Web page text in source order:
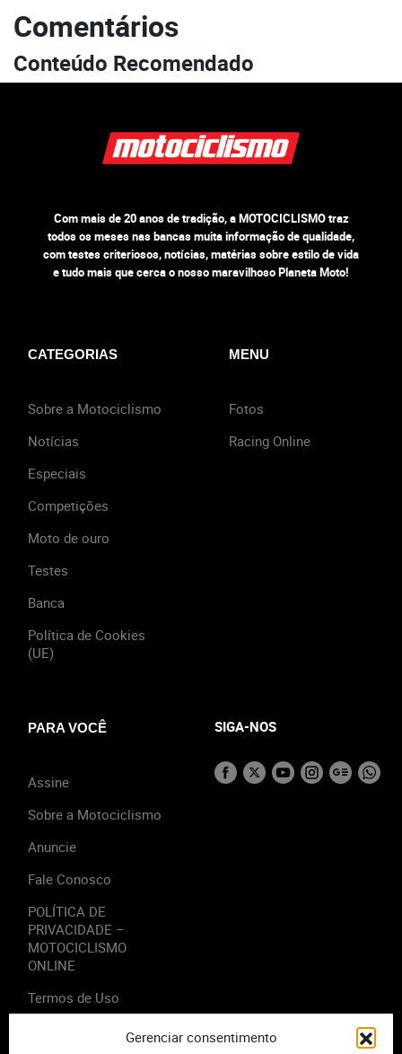
Gerenciar consentimento
Comentários
Conteúdo Recomendado
Com mais de 20 anos de tradição, a MOTOCICLISMO traz
todos os meses nas bancas muita informação de qualidade,
com testes criteriosos, notícias, matérias sobre estilo de vida
e tudo mais que cerca o nosso maravilhoso Planeta Moto!
CATEGORIAS
Sobre a Motociclismo
Notícias
Especiais
Competições
Moto de ouro
Testes
Banca
Política de Cookies
(UE)
MENU
Fotos
Racing Online
PARA VOCÊ
Assine
Sobre a Motociclismo
Anuncie
Fale Conosco
POLÍTICA DE
PRIVACIDADE –
MOTOCICLISMO
ONLINE
Termos de Uso
SIGA-NOS